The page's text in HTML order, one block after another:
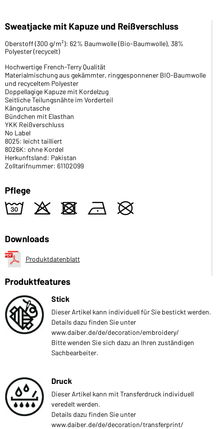
Sweatjacke mit Kapuze und Reißverschluss
Oberstoff (300 g/m²): 62% Baumwolle (Bio-Baumwolle), 38%
Polyester (recycelt)
Hochwertige French-Terry Qualität
Materialmischung aus gekämmter, ringgesponnener BIO-Baumwolle
und recyceltem Polyester
Doppellagige Kapuze mit Kordelzug
Seitliche Teilungsnähte im Vorderteil
Kängurutasche
Bündchen mit Elasthan
YKK Reißverschluss
No Label
8025: leicht tailliert
8026K: ohne Kordel
Herkunftsland: Pakistan
Zolltarifnummer: 61102099
Pflege
w o d n U
Downloads
Produktdatenblatt
Produktfeatures
Stick
Dieser Artikel kann individuell für Sie bestickt werden.
Details dazu finden Sie unter
www.daiber.de/de/decoration/embroidery/
Bitte wenden Sie sich dazu an Ihren zuständigen
Sachbearbeiter.
Druck
Dieser Artikel kann mit Transferdruck individuell
veredelt werden.
Details dazu finden Sie unter
www.daiber.de/de/decoration/transferprint/